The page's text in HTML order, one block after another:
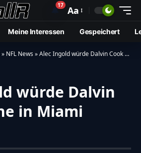
🔔17 Aa
Meine Interessen Gespeichert
» NFL News»Alec Ingold würde Dalvin Cook gerne in Miami haben
würde Dalvin
in Miami